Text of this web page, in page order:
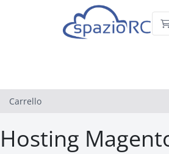
Carrello
Hosting